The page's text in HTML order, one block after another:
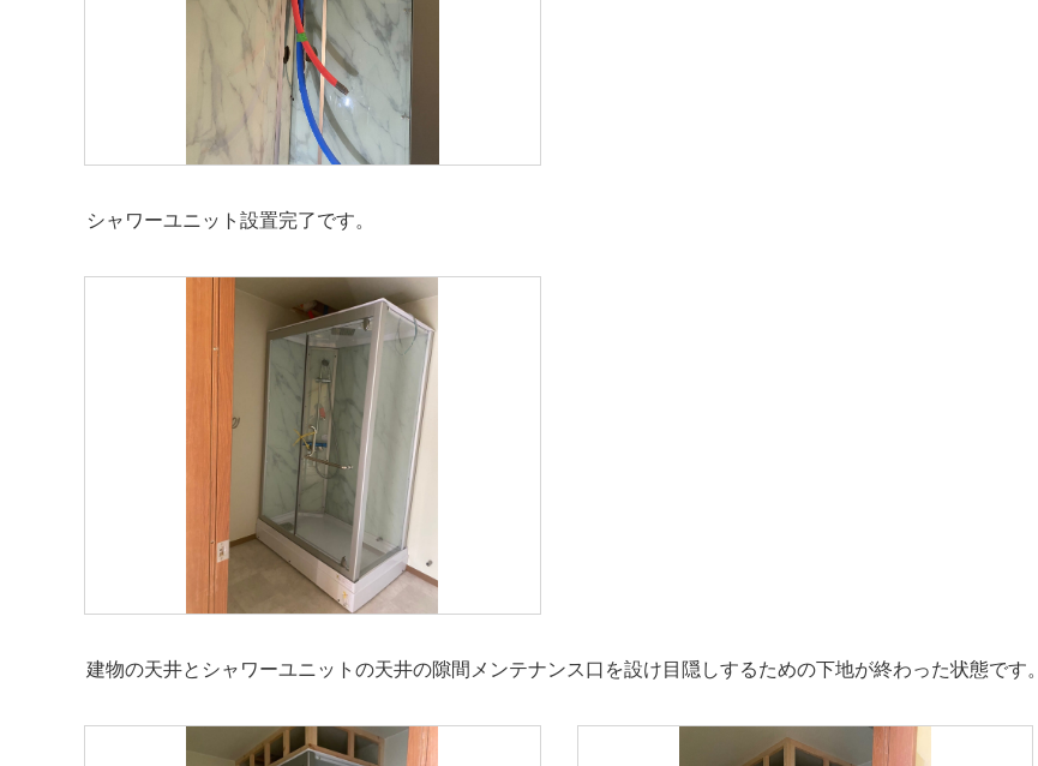
シャワーユニット設置完了です。
建物の天井とシャワーユニットの天井の隙間メンテナンス口を設け目隠しするための下地が終わった状態です。